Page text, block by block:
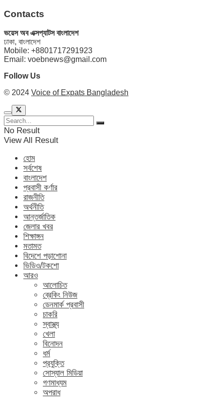
Contacts
ভয়েস অব এক্সপ্যাটস বাংলাদেশ
ঢাকা, বাংলাদেশ
Mobile: +8801717291923
Email: voebnews@gmail.com
Follow Us
© 2024 Voice of Expats Bangladesh
No Result
View All Result
হোম
সর্বশেষ
বাংলাদেশ
প্রবাসী কর্ণার
রাজনীতি
অর্থনীতি
আন্তর্জাতিক
জেলার খবর
শিক্ষাঙ্গন
মতামত
বিদেশে পড়াশোনা
ভিডিও/টকশো
আরও
আলোচিত
ব্রেকিং নিউজ
ডেনমার্ক প্রবাসী
চাকরি
স্বাস্থ্য
খেলা
বিনোদন
ধর্ম
প্রযুক্তি
সোস্যাল মিডিয়া
গণমাধ্যম
অপরাধ